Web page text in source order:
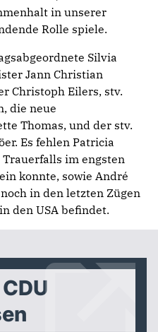
in unserer
Rolle spiele.
Silvia
Jann Christian
Christoph Eilers, stv.
die neue
Thomas, und der stv.
Es fehlen Patricia
im engsten
konnte, sowie André
in den letzten Zügen
den USA befindet.